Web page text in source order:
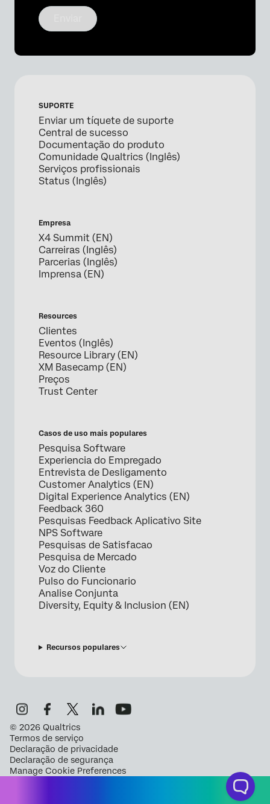
SUPORTE
Enviar um tíquete de suporte
Central de sucesso
Documentação do produto
Comunidade Qualtrics (Inglês)
Serviços profissionais
Status (Inglês)
Empresa
X4 Summit (EN)
Carreiras (Inglês)
Parcerias (Inglês)
Imprensa (EN)
Resources
Clientes
Eventos (Inglês)
Resource Library (EN)
XM Basecamp (EN)
Preços
Trust Center
Casos de uso mais populares
Pesquisa Software
Experiencia do Empregado
Entrevista de Desligamento
Customer Analytics (EN)
Digital Experience Analytics (EN)
Feedback 360
Pesquisas Feedback Aplicativo Site
NPS Software
Pesquisas de Satisfacao
Pesquisa de Mercado
Voz do Cliente
Pulso do Funcionario
Analise Conjunta
Diversity, Equity & Inclusion (EN)
Recursos populares
© 2026 Qualtrics
Termos de serviço
Declaração de privacidade
Declaração de segurança
Manage Cookie Preferences